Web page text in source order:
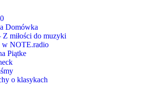
Domówka
Z miłości do muzyki
w NOTE.radio
Piątke
o klasykach